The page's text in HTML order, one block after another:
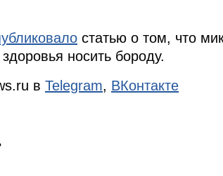
статью о том, что
носить бороду.
в Telegram, ВКонтакте